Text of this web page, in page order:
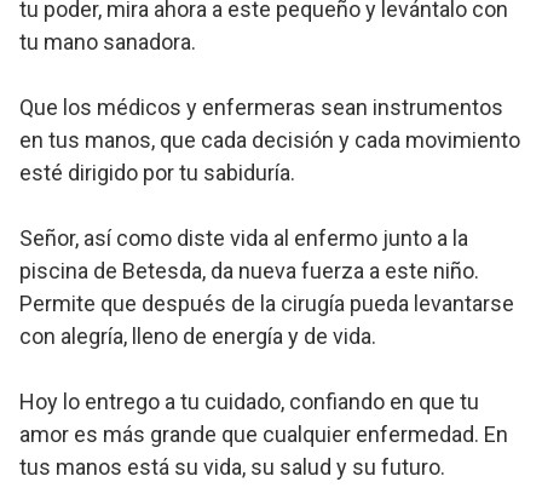
tu poder, mira ahora a este pequeño y levántalo con
tu mano sanadora.
Que los médicos y enfermeras sean instrumentos
en tus manos, que cada decisión y cada movimiento
esté dirigido por tu sabiduría.
Señor, así como diste vida al enfermo junto a la
piscina de Betesda, da nueva fuerza a este niño.
Permite que después de la cirugía pueda levantarse
con alegría, lleno de energía y de vida.
Hoy lo entrego a tu cuidado, confiando en que tu
amor es más grande que cualquier enfermedad. En
tus manos está su vida, su salud y su futuro.